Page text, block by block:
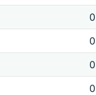
0
0
0
0